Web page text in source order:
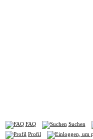
FAQ Suchen
Profil